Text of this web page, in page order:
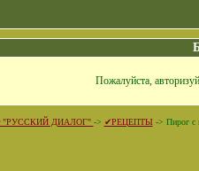
Пожалуйста,
"РУССКИЙ ДИАЛОГ" -> ✔РЕЦЕПТЫ-> Пирог с